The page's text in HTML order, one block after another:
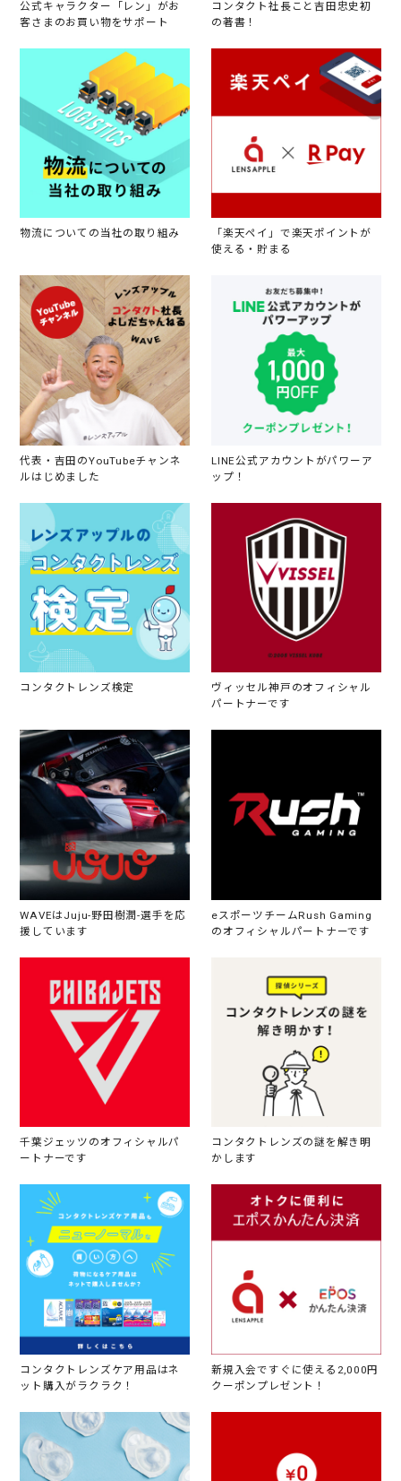
公式キャラクター「レン」がお
客さまのお買い物をサポート
コンタクト社長こと吉田忠史初
の著書！
物流についての当社の取り組み
「楽天ペイ」で楽天ポイントが
使える・貯まる
代表・吉田のYouTubeチャンネ
ルはじめました
LINE公式アカウントがパワーア
ップ！
コンタクトレンズ検定
ヴィッセル神戸のオフィシャル
パートナーです
WAVEはJuju-野田樹潤-選手を応
援しています
eスポーツチームRush Gaming
のオフィシャルパートナーです
千葉ジェッツのオフィシャルパ
ートナーです
コンタクトレンズの謎を解き明
かします
コンタクトレンズケア用品はネ
ット購入がラクラク！
新規入会ですぐに使える2,000円
クーポンプレゼント！